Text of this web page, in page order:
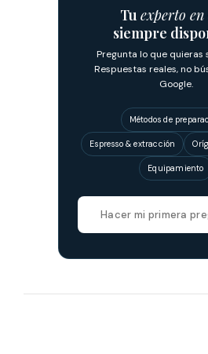
Tu experto en
siempre
Pregunta lo que quieras
Respuestas reales, no
Google.
Métodos de
Espresso & extracción
Equipamiento
Hacer mi primera